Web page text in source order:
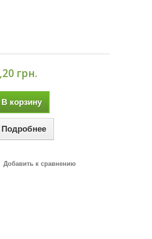
грн.
В корзину
Подробнее
Добавить к сравнению